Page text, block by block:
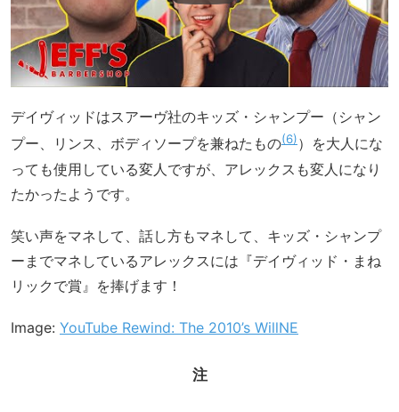
デイヴィッドはスアーヴ社のキッズ・シャンプー（シャン
プー、リンス、ボディソープを兼ねたもの 6 ）を大人にな
っても使用している変人ですが、アレックスも変人になり
たかったようです。
笑い声をマネして、話し方もマネして、キッズ・シャンプ
ーまでマネしているアレックスには『デイヴィッド・まね
リックで賞』を捧げます！
Image: YouTube Rewind: The 2010’s WillNE
注